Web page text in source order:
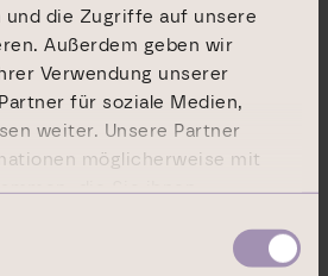
und die Zugriffe auf unsere
Außerdem geben wir
Verwendung unserer
für soziale Medien,
weiter. Unsere Partner
möglicherweise mit
die Sie ihnen
gesammelt haben.
und Immobilienwerten.
seit Juni 2006 im SDAX
EPRA-Index für
Immobilienunternehmen in